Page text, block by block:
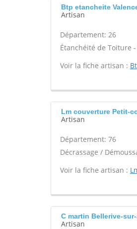
Btp etancheite
Artisan
Département: 26
Étanchéité de Toiture
Voir la fiche artisan :
Lm couverture Petit-
Artisan
Département: 76
Décrassage /
Voir la fiche artisan :
C martin Bellerive-
Artisan